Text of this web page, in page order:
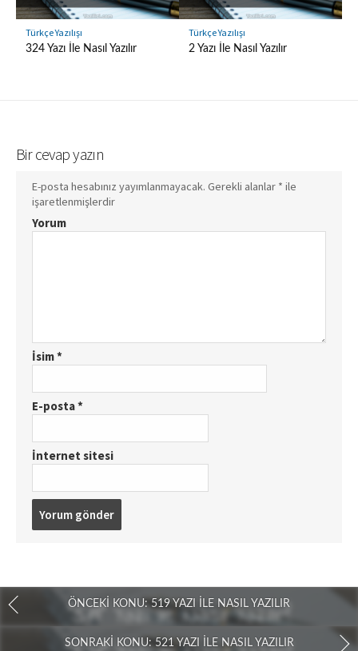
Türkçe Yazılışı
324 Yazı İle Nasıl Yazılır
Türkçe Yazılışı
2 Yazı İle Nasıl Yazılır
Bir cevap yazın
E-posta hesabınız yayımlanmayacak. Gerekli alanlar * ile
işaretlenmişlerdir
Yorum
İsim*
E-posta*
İnternet sitesi
ÖNCEKI KONU: 519 YAZI İLE NASIL YAZILIR
SONRAKI KONU: 521 YAZI İLE NASIL YAZILIR